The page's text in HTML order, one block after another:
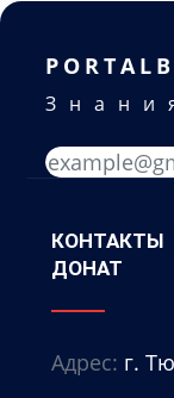
КОНТАКТЫ
ДОНАТ
Адрес: г.